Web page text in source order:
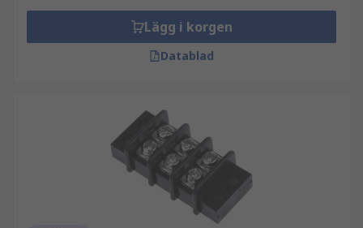
Lägg i korgen
Datablad